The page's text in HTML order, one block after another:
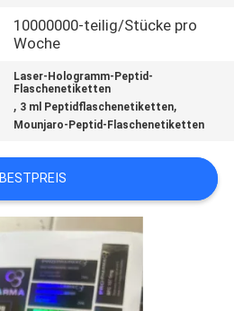
10000000-teilig/Stücke pro
Woche
Laser-Hologramm-Peptid-
Flaschenetiketten
, 3 ml Peptidflaschenetiketten,
Mounjaro-Peptid-Flaschenetiketten
BESTPREIS